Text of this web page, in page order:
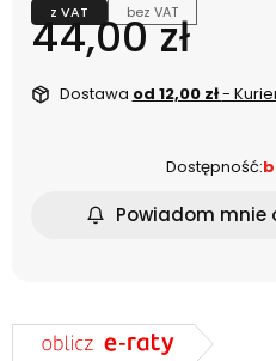
z VAT bez VAT
Cena
44,00 zł
Dostawa od 12,00 zł-
Dostępność:
Powiadom mnie